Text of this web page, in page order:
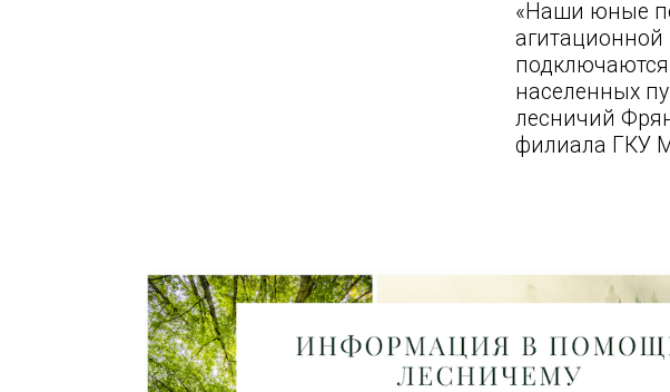
«Наши юные
населенных
лесничий
филиала ГКУ